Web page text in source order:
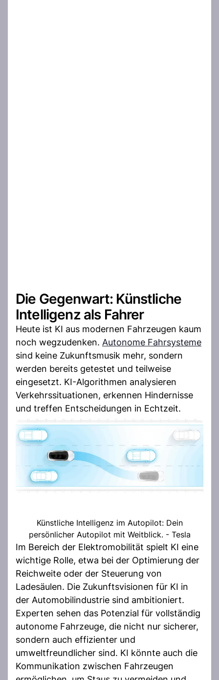
Die Gegenwart: Künstliche
Intelligenz als Fahrer
Heute ist KI aus modernen Fahrzeugen kaum
noch wegzudenken. Autonome Fahrsysteme
sind keine Zukunftsmusik mehr, sondern
werden bereits getestet und teilweise
eingesetzt. KI-Algorithmen analysieren
Verkehrssituationen, erkennen Hindernisse
und treffen Entscheidungen in Echtzeit.
Künstliche Intelligenz im Autopilot: Dein
persönlicher Autopilot mit Weitblick. - Tesla
Im Bereich der Elektromobilität spielt KI eine
wichtige Rolle, etwa bei der Optimierung der
Reichweite oder der Steuerung von
Ladesäulen. Die Zukunftsvisionen für KI in
der Automobilindustrie sind ambitioniert.
Experten sehen das Potenzial für vollständig
autonome Fahrzeuge, die nicht nur sicherer,
sondern auch effizienter und
umweltfreundlicher sind. KI könnte auch die
Kommunikation zwischen Fahrzeugen